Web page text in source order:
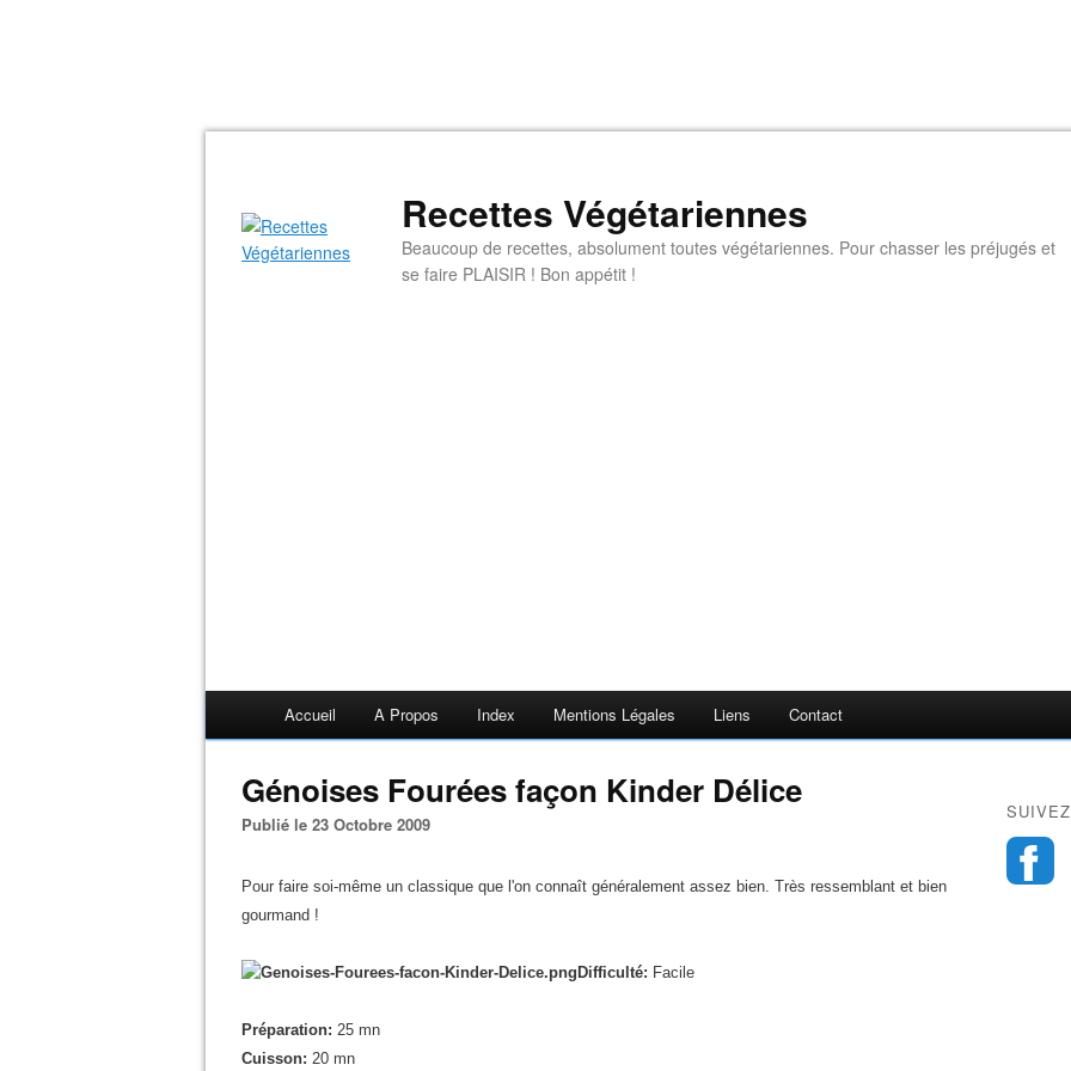
Recettes Végétariennes
Beaucoup de recettes, absolument toutes végétariennes. Pour chasser les préjugés et
se faire PLAISIR ! Bon appétit !
Accueil A Propos Index Mentions Légales Liens Contact
Génoises Fourées façon Kinder Délice
Publié le 23 Octobre 2009
Pour faire soi-même un classique que l'on connaît généralement assez bien. Très ressemblant et bien
gourmand !
Difficulté: Facile
Préparation: 25 mn
Cuisson: 20 mn